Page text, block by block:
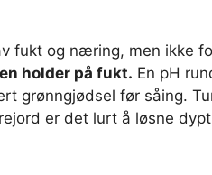
fukt og næring, men ikke
holder på fukt. En pH
grønngjødsel før såing.
er det lurt å løsne